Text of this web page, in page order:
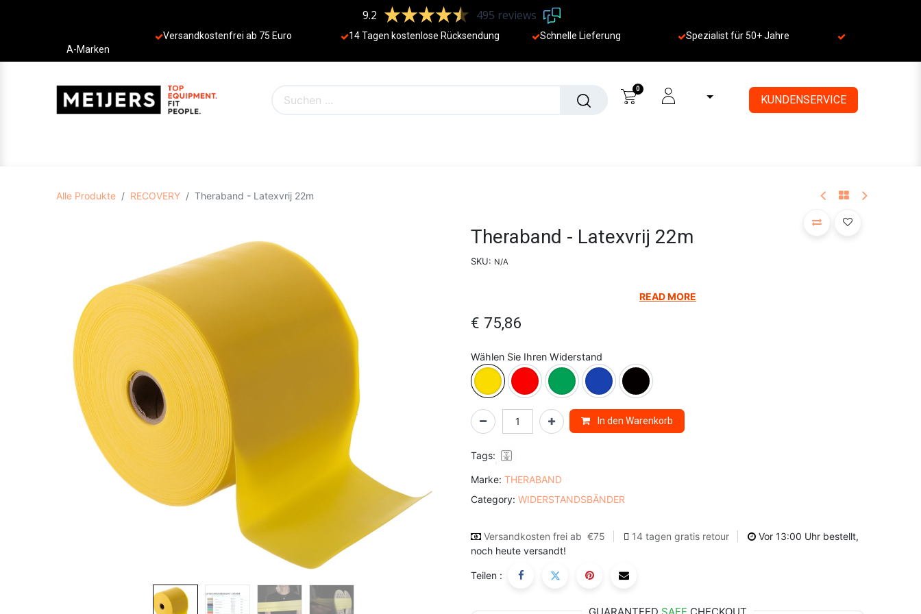
9.2 495 reviews
Versandkostenfrei ab 75 Euro 14 Tagen kostenlose Rücksendung Schnelle Lieferung Spezialist für 50+ Jahre
A-Marken
0
KUNDENSERVICE
Alle Produkte RECOVERY Theraband - Latexvrij 22m
Theraband - Latexvrij 22m
SKU: N/A
READ MORE
€ 75,86
Wählen Sie Ihren Widerstand
In den Warenkorb
Tags:
Marke: THERABAND
Category: WIDERSTANDSBÄNDER
Versandkosten frei ab €75 14 tagen gratis retour
Vor 13:00 Uhr bestellt,
noch heute versandt!
Teilen :